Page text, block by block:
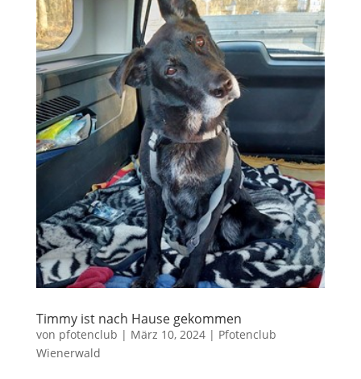
Timmy ist nach Hause gekommen
von pfotenclub | März 10, 2024| Pfotenclub
Wienerwald